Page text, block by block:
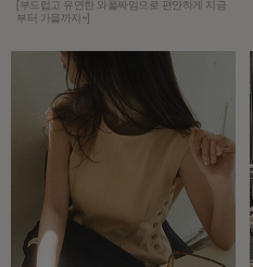
[부드럽고 유연한 와플짜임으로 편안하게 지금
부터 가을까지~]